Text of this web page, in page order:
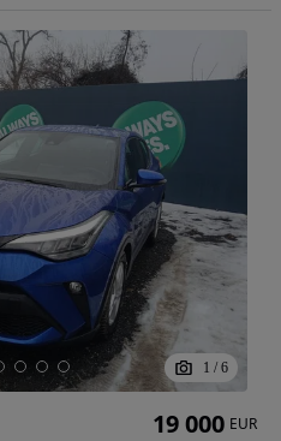
1 / 6
19 000 EUR